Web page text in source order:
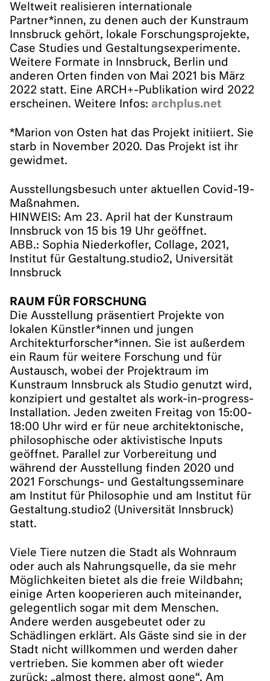
Weltweit realisieren internationale
Partner*innen, zu denen auch der Kunstraum
Innsbruck gehört, lokale Forschungsprojekte,
Case Studies und Gestaltungsexperimente.
Weitere Formate in Innsbruck, Berlin und
anderen Orten finden von Mai 2021 bis März
2022 statt. Eine ARCH+-Publikation wird 2022
erscheinen. Weitere Infos: archplus.net
*Marion von Osten hat das Projekt initiiert. Sie
starb in November 2020. Das Projekt ist ihr
gewidmet.
Ausstellungsbesuch unter aktuellen Covid-19-
Maßnahmen.
HINWEIS: Am 23. April hat der Kunstraum
Innsbruck von 15 bis 19 Uhr geöffnet.
ABB.: Sophia Niederkofler, Collage, 2021,
Institut für Gestaltung.studio2, Universität
Innsbruck
RAUM FÜR FORSCHUNG
Die Ausstellung präsentiert Projekte von
lokalen Künstler*innen und jungen
Architekturforscher*innen. Sie ist außerdem
ein Raum für weitere Forschung und für
Austausch, wobei der Projektraum im
Kunstraum Innsbruck als Studio genutzt wird,
konzipiert und gestaltet als work-in-progress-
Installation. Jeden zweiten Freitag von 15:00-
18:00 Uhr wird er für neue architektonische,
philosophische oder aktivistische Inputs
geöffnet. Parallel zur Vorbereitung und
während der Ausstellung finden 2020 und
2021 Forschungs- und Gestaltungsseminare
am Institut für Philosophie und am Institut für
Gestaltung.studio2 (Universität Innsbruck)
statt.
Viele Tiere nutzen die Stadt als Wohnraum
oder auch als Nahrungsquelle, da sie mehr
Möglichkeiten bietet als die freie Wildbahn;
einige Arten kooperieren auch miteinander,
gelegentlich sogar mit dem Menschen.
Andere werden ausgebeutet oder zu
Schädlingen erklärt. Als Gäste sind sie in der
Stadt nicht willkommen und werden daher
vertrieben. Sie kommen aber oft wieder
zurück: „almost there, almost gone“. Am